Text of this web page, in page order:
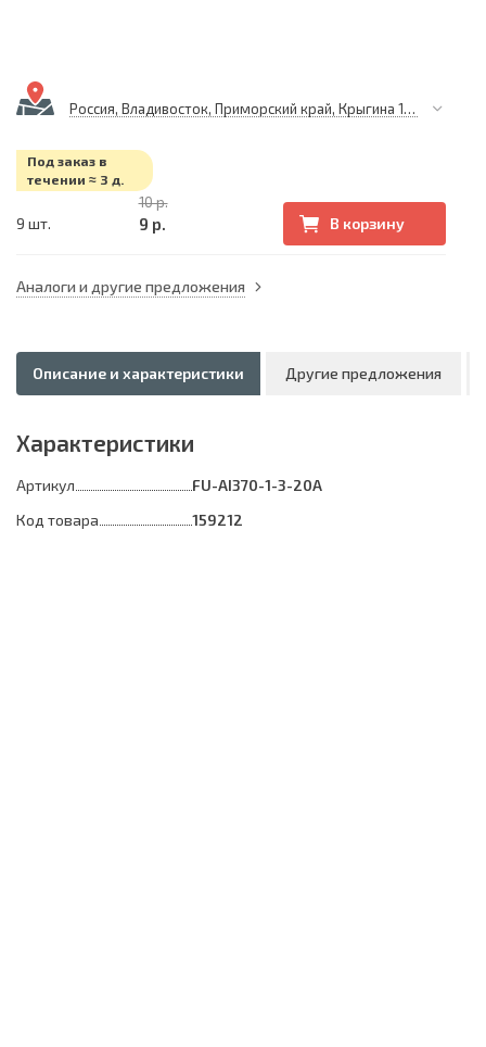
Россия, Владивосток, Приморский край, Крыгина 105
Под заказ в
течении ≈ 3 д.
9 шт.
10 р.
9 р. В корзину
Аналоги и другие предложения
Описание и характеристики Другие предложения
Характеристики
Артикул
FU-AI370-1-3-20A
Код товара
159212